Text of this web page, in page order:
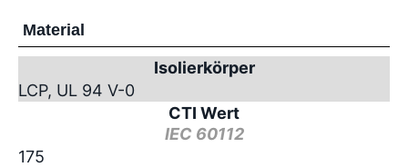
Material
Isolierkörper
LCP, UL 94 V-0
CTI Wert
IEC 60112
175